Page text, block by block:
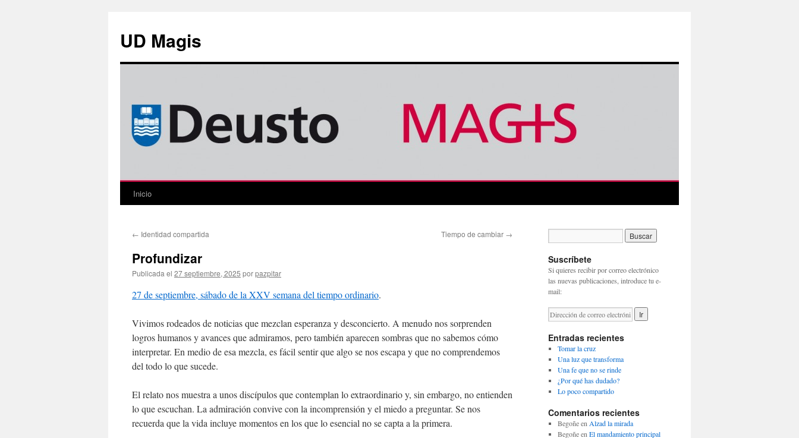
contenido
UD Magis
Inicio
← Identidad compartida Tiempo de cambiar →
Profundizar
Publicada el 27 septiembre, 2025 porpazpitar
27 de septiembre, sábado de la XXV semana del tiempo ordinario.
Vivimos rodeados de noticias que mezclan esperanza y desconcierto. A menudo nos sorprenden
logros humanos y avances que admiramos, pero también aparecen sombras que no sabemos cómo
interpretar. En medio de esa mezcla, es fácil sentir que algo se nos escapa y que no comprendemos
del todo lo que sucede.
El relato nos muestra a unos discípulos que contemplan lo extraordinario y, sin embargo, no entienden
lo que escuchan. La admiración convive con la incomprensión y el miedo a preguntar. Se nos
recuerda que la vida incluye momentos en los que lo esencial no se capta a la primera.
Suscríbete
Si quieres recibir por correo electrónico
las nuevas publicaciones, introduce tu e-
mail:
Entradas recientes
Tomar la cruz
Una luz que transforma
Una fe que no se rinde
¿Por qué has dudado?
Lo poco compartido
Comentarios recientes
Begoñeen Alzad la mirada
Begoñeen El mandamiento principal